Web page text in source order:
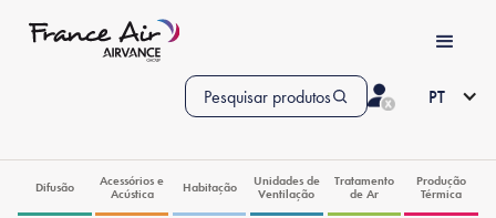
Pesquisar produtos PT
Difusão
Acessórios e
Acústica
Habitação
Unidades de
Ventilação
Tratamento
de Ar
Produção
Térmica